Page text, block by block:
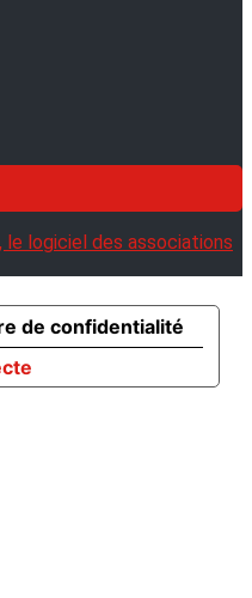
le logiciel des associations
de confidentialité